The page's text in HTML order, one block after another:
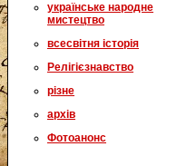
українське народне
мистецтво
всесвітня історія
Релігієзнавство
різне
архів
Фотоанонс